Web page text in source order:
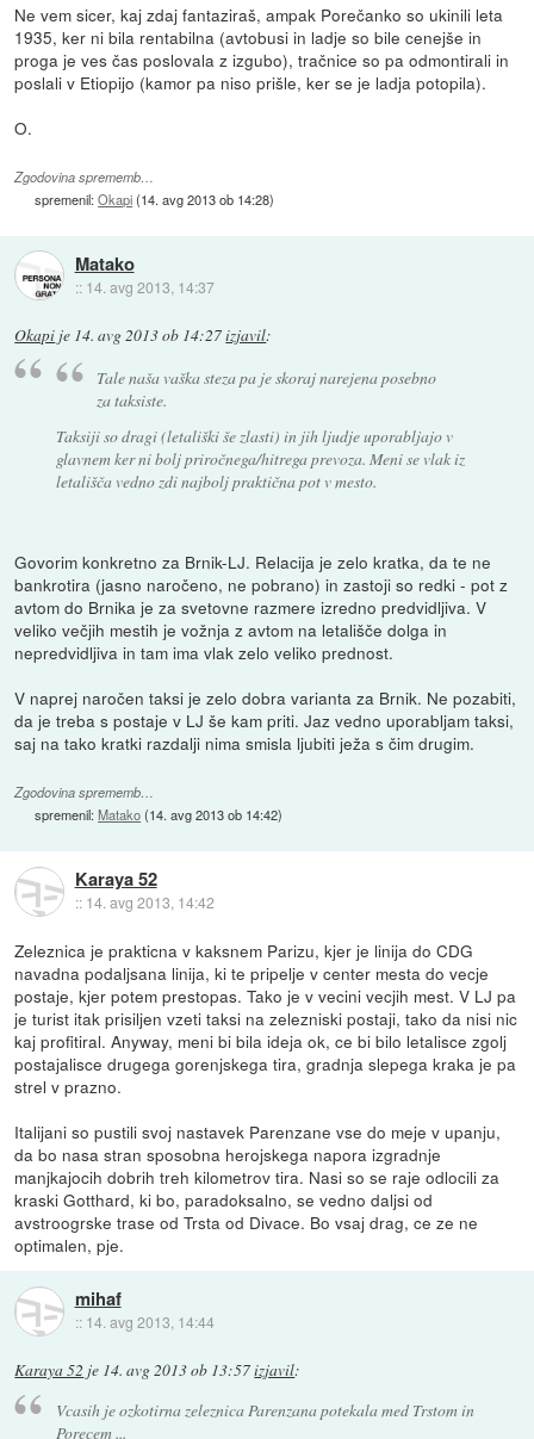
Ne vem sicer, kaj zdaj fantaziraš, ampak Porečanko so ukinili leta
1935, ker ni bila rentabilna (avtobusi in ladje so bile cenejše in
proga je ves čas poslovala z izgubo), tračnice so pa odmontirali in
poslali v Etiopijo (kamor pa niso prišle, ker se je ladja potopila).
O.
Zgodovina sprememb…
spremenil:Okapi(14. avg 2013 ob 14:28)
Matako
:: 14. avg 2013, 14:37
Okapi je 14. avg 2013 ob 14:27izjavil:
Tale naša vaška steza pa je skoraj narejena posebno
za taksiste.
Taksiji so dragi (letališki še zlasti) in jih ljudje uporabljajo v
glavnem ker ni bolj priročnega/hitrega prevoza. Meni se vlak iz
letališča vedno zdi najbolj praktična pot v mesto.
Govorim konkretno za Brnik-LJ. Relacija je zelo kratka, da te ne
bankrotira (jasno naročeno, ne pobrano) in zastoji so redki - pot z
avtom do Brnika je za svetovne razmere izredno predvidljiva. V
veliko večjih mestih je vožnja z avtom na letališče dolga in
nepredvidljiva in tam ima vlak zelo veliko prednost.
V naprej naročen taksi je zelo dobra varianta za Brnik. Ne pozabiti,
da je treba s postaje v LJ še kam priti. Jaz vedno uporabljam taksi,
saj na tako kratki razdalji nima smisla ljubiti ježa s čim drugim.
Zgodovina sprememb…
spremenil:Matako(14. avg 2013 ob 14:42)
Karaya 52
:: 14. avg 2013, 14:42
Zeleznica je prakticna v kaksnem Parizu, kjer je linija do CDG
navadna podaljsana linija, ki te pripelje v center mesta do vecje
postaje, kjer potem prestopas. Tako je v vecini vecjih mest. V LJ pa
je turist itak prisiljen vzeti taksi na zelezniski postaji, tako da nisi nic
kaj profitiral. Anyway, meni bi bila ideja ok, ce bi bilo letalisce zgolj
postajalisce drugega gorenjskega tira, gradnja slepega kraka je pa
strel v prazno.
Italijani so pustili svoj nastavek Parenzane vse do meje v upanju,
da bo nasa stran sposobna herojskega napora izgradnje
manjkajocih dobrih treh kilometrov tira. Nasi so se raje odlocili za
kraski Gotthard, ki bo, paradoksalno, se vedno daljsi od
avstroogrske trase od Trsta od Divace. Bo vsaj drag, ce ze ne
optimalen, pje.
mihaf
:: 14. avg 2013, 14:44
Karaya 52 je 14. avg 2013 ob 13:57izjavil:
Vcasih je ozkotirna zeleznica Parenzana potekala med Trstom in
Porecem ...